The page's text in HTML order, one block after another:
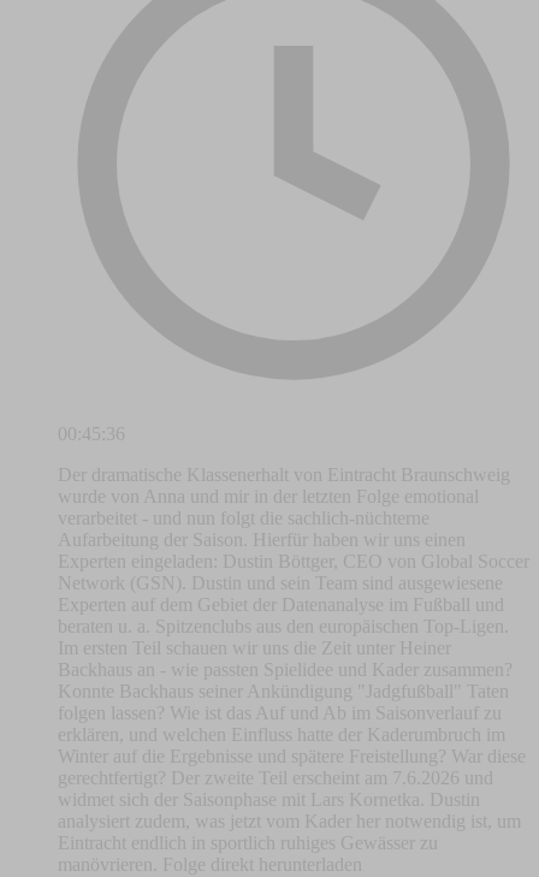
00:45:36
Der dramatische Klassenerhalt von Eintracht Braunschweig
wurde von Anna und mir in der letzten Folge emotional
verarbeitet - und nun folgt die sachlich-nüchterne
Aufarbeitung der Saison. Hierfür haben wir uns einen
Experten eingeladen: Dustin Böttger, CEO von Global Soccer
Network (GSN). Dustin und sein Team sind ausgewiesene
Experten auf dem Gebiet der Datenanalyse im Fußball und
beraten u. a. Spitzenclubs aus den europäischen Top-Ligen.
Im ersten Teil schauen wir uns die Zeit unter Heiner
Backhaus an - wie passten Spielidee und Kader zusammen?
Konnte Backhaus seiner Ankündigung "Jadgfußball" Taten
folgen lassen? Wie ist das Auf und Ab im Saisonverlauf zu
erklären, und welchen Einfluss hatte der Kaderumbruch im
Winter auf die Ergebnisse und spätere Freistellung? War diese
gerechtfertigt? Der zweite Teil erscheint am 7.6.2026 und
widmet sich der Saisonphase mit Lars Kornetka. Dustin
analysiert zudem, was jetzt vom Kader her notwendig ist, um
Eintracht endlich in sportlich ruhiges Gewässer zu
manövrieren. Folge direkt herunterladen